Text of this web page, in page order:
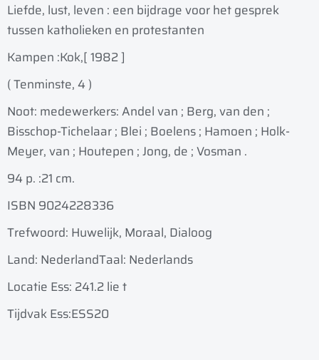
Liefde, lust, leven : een bijdrage voor het gesprek
tussen katholieken en protestanten
Kampen :Kok,[ 1982 ]
( Tenminste, 4 )
Noot: medewerkers: Andel van ; Berg, van den ;
Bisschop-Tichelaar ; Blei ; Boelens ; Hamoen ; Holk-
Meyer, van ; Houtepen ; Jong, de ; Vosman .
94 p. :21 cm.
ISBN 9024228336
Trefwoord: Huwelijk, Moraal, Dialoog
Land: NederlandTaal: Nederlands
Locatie Ess: 241.2 lie t
Tijdvak Ess:ESS20